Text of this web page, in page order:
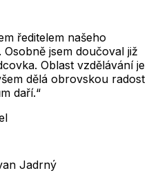
ředitelem našeho
jsem doučoval již
Oblast vzdělávání je
dělá obrovskou radost
daří.“
Jadrný